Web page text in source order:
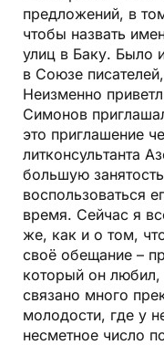
предложений, в
чтобы назвать
улиц в Баку. Было
в Союзе
Неизменно
Симонов
это приглашение
литконсультанта
большую
воспользоваться
время. Сейчас я
же, как и о том,
своё обещание –
который он
связано много
молодости, где у
несметное число